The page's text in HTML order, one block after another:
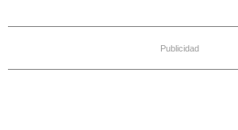
Publicidad